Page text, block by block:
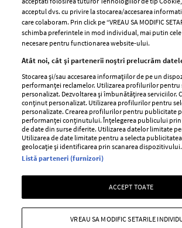
Abonamente
GSP
Unica
Baby
Retete
femei
Viva
Avantaje
Retete
Pariază responsabil! Decizia ONJN nr.
Jocurile de noroc sunt interzise
Copyright © 2026 Ringier
acceptul dvs. cu privire la stocarea/accesarea
care colaboram. Prin click pe “VREAU SA MODIFIC
schimba preferintele in mod individual, mai putin
necesare pentru functionarea website-ului.
Atât noi, cât și partenerii noștri prelucrăm
Stocarea și/sau accesarea informațiilor de pe un
performanței reclamelor. Utilizarea profilurilor
personalizat. Dezvoltarea și îmbunătățirea serviciilor.
conținut personalizat. Utilizarea profilurilor pentru
personalizate. Crearea profilurilor pentru publicitate
performanței conținutului. Înțelegerea publicului
de date din surse diferite. Utilizarea datelor limitate
Utilizarea de date limitate pentru a selecta
geolocație și identificarea prin scanarea dispozitivului.
Listă parteneri (furnizori)
ACCEPT TOATE
VREAU SA MODIFIC SETARILE